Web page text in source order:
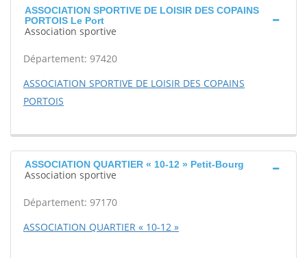
ASSOCIATION SPORTIVE DE LOISIR DES COPAINS
PORTOIS Le Port
Association sportive
Département: 97420
ASSOCIATION SPORTIVE DE LOISIR DES COPAINS
PORTOIS
ASSOCIATION QUARTIER « 10-12 » Petit-Bourg
Association sportive
Département: 97170
ASSOCIATION QUARTIER « 10-12 »